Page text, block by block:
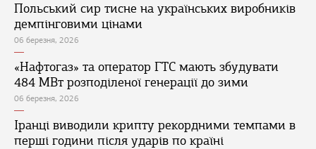
Польський сир тисне на українських виробників
демпінговими цінами
06 березня, 2026
«Нафтогаз» та оператор ГТС мають збудувати
484 МВт розподіленої генерації до зими
06 березня, 2026
Іранці виводили крипту рекордними темпами в
перші години після ударів по країні